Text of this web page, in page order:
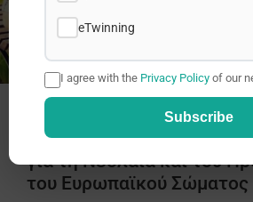
ΙΔΕΠ Διά Βίου Μάθησης:
Ευρωπαϊκών
για τη Νεολαία και του
του Ευρωπαϊκού
eTwinning
I agree with the Privacy Policy of our
Subscribe